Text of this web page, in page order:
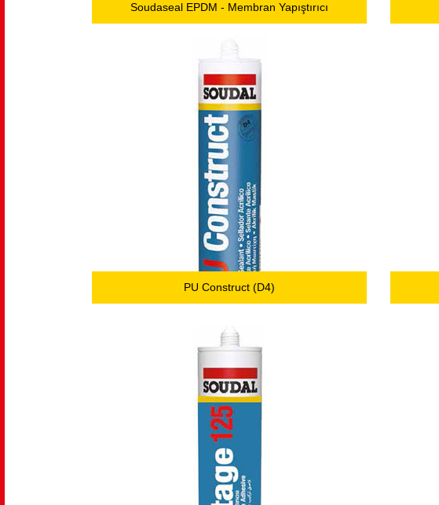
Soudaseal EPDM - Membran Yapıştırıcı
PU Construct (D4)